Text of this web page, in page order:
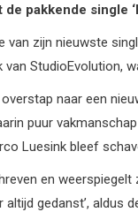
de pakkende single
van zijn nieuwste
StudioEvolution,
naar een
puur
Luesink bleef
en
gedanst’, aldus